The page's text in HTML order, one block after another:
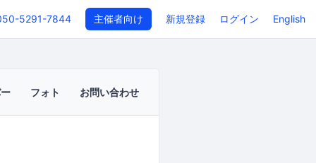
5291-7844 主催者向け 新規登録 ログイン English
フォト お問い合わせ